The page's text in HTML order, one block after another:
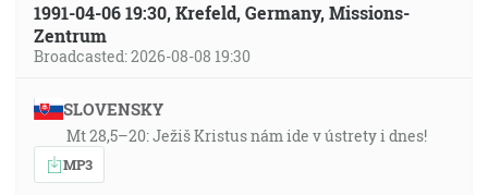
1991-04-06 19:30, Krefeld, Germany, Missions-
Zentrum
Broadcasted: 2026-08-08 19:30
SLOVENSKY
Mt 28,5–20: Ježiš Kristus nám ide v ústrety i dnes!
MP3